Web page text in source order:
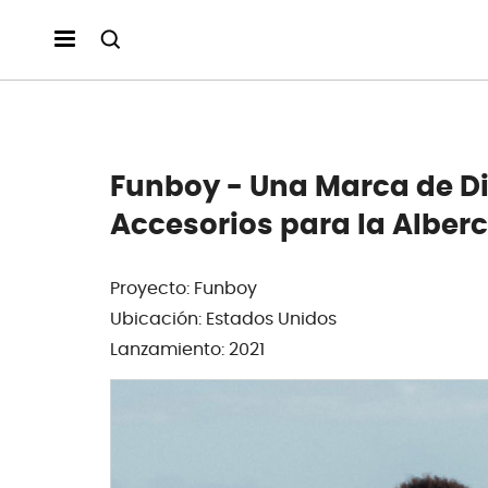
Funboy - Una Marca de
Accesorios para la
Proyecto: Funboy
Ubicación: Estados Unidos
Lanzamiento: 2021